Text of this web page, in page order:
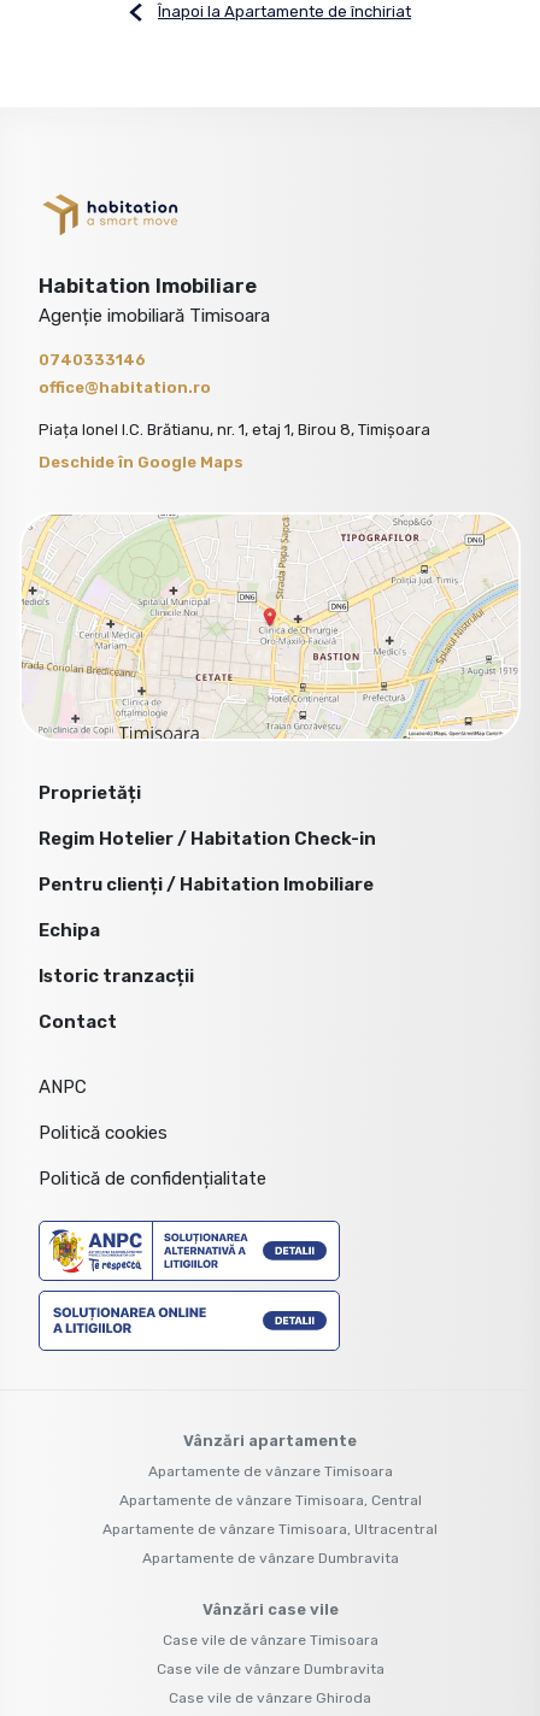
Înapoi la Apartamente de închiriat
Habitation Imobiliare
Agenție imobiliară Timisoara
0740333146
office@habitation.ro
Piața Ionel I.C. Brătianu, nr. 1, etaj 1, Birou 8, Timișoara
Deschide în Google Maps
Proprietăți
Regim Hotelier / Habitation Check-in
Pentru clienți / Habitation Imobiliare
Echipa
Istoric tranzacții
Contact
ANPC
Politică cookies
Politică de confidențialitate
Vânzări apartamente
Apartamente de vânzare Timisoara
Apartamente de vânzare Timisoara, Central
Apartamente de vânzare Timisoara, Ultracentral
Apartamente de vânzare Dumbravita
Vânzări case vile
Case vile de vânzare Timisoara
Case vile de vânzare Dumbravita
Case vile de vânzare Ghiroda